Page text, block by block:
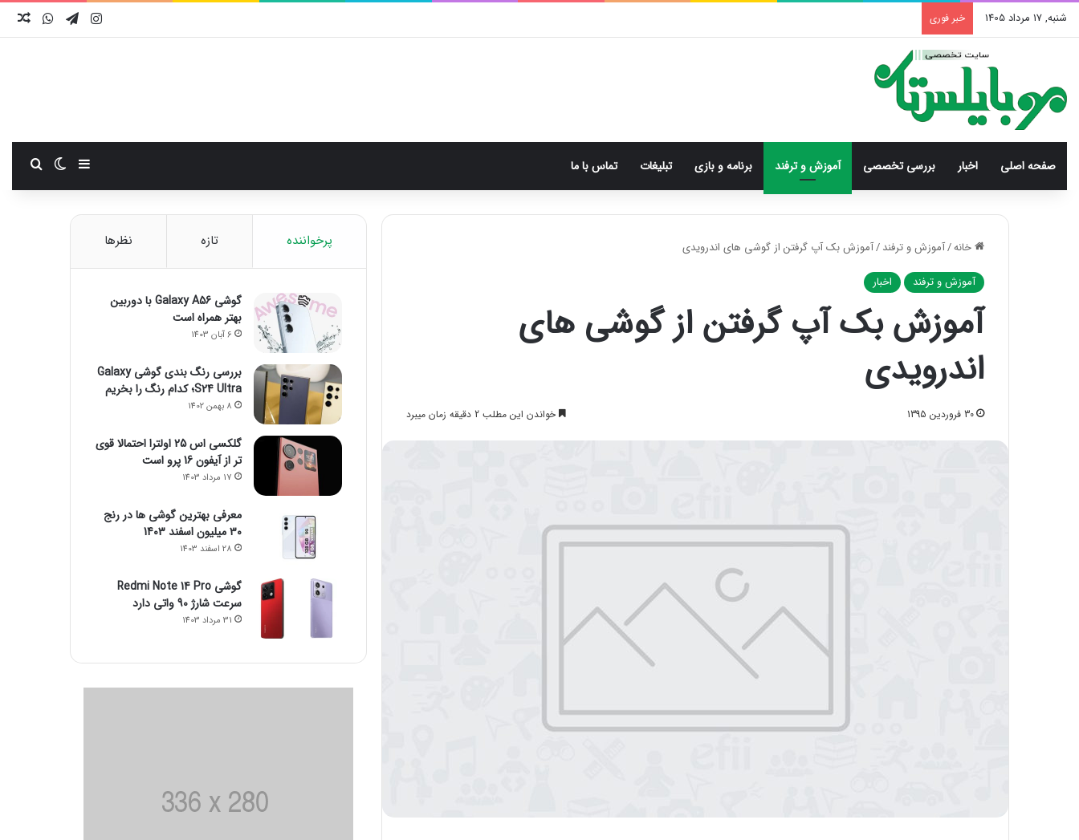
شنبه, 17 مرداد 1405 خبر فوری اینستاگرام
تلگرام واتس
صفحه اصلی اخبار بررسی‌ تخصصی آموزش و ترفند برنامه و بازی تبلیغات تماس با ما سایدبارتغییر
خانه/آموزش و ترفند/آموزش بک آپ گرفتن از گوشی های اندرویدی
آموزش و ترفند اخبار
آموزش بک آپ گرفتن از گوشی های
اندرویدی
30 فروردین 1395 خواندن این مطلب 2 دقیقه زمان میبرد
پرخواننده تازه نظرها
گوشی Galaxy A56 با دوربین
بهتر همراه است
6 آبان 1403
بررسی رنگ بندی گوشی Galaxy
S24 Ultra؛ کدام رنگ را بخریم
8 بهمن 1402
گلکسی اس 25 اولترا احتمالا قوی
تر از آیفون 16 پرو است
17 مرداد 1403
معرفی بهترین گوشی ها در رنج
۳۰ میلیون اسفند 1403
28 اسفند 1403
گوشی Redmi Note 14 Pro
سرعت شارژ 90 واتی دارد
31 مرداد 1403